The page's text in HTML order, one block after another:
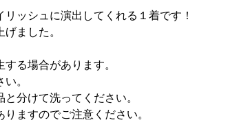
ッシュに演出してくれる１着です！
ました。
る場合があります。
。
分けて洗ってください。
ますのでご注意ください。